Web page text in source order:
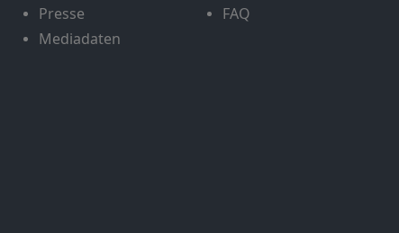
Presse
Mediadaten
FAQ